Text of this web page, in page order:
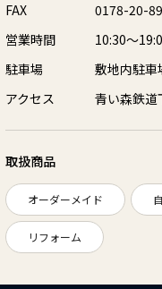
FAX
0178-20-
営業時間
10:30～
駐車場
敷地内駐車
アクセス
青い森鉄道
取扱商品
オーダーメイド
リフォーム